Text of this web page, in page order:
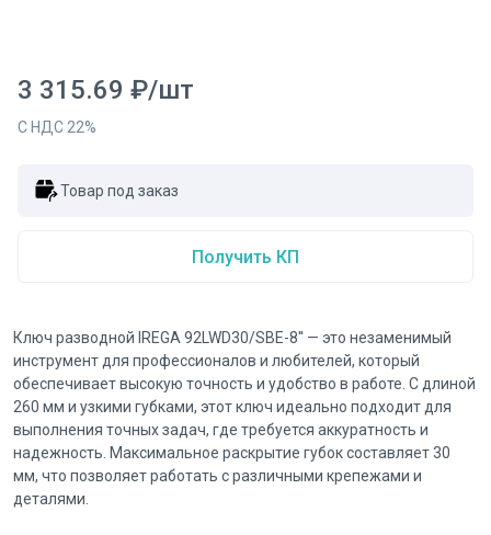
3 315.69 ₽/шт
С НДС 22%
Товар под заказ
Получить КП
Ключ разводной IREGA 92LWD30/SBE-8'' — это незаменимый
инструмент для профессионалов и любителей, который
обеспечивает высокую точность и удобство в работе. С длиной
260 мм и узкими губками, этот ключ идеально подходит для
выполнения точных задач, где требуется аккуратность и
надежность. Максимальное раскрытие губок составляет 30
мм, что позволяет работать с различными крепежами и
деталями.